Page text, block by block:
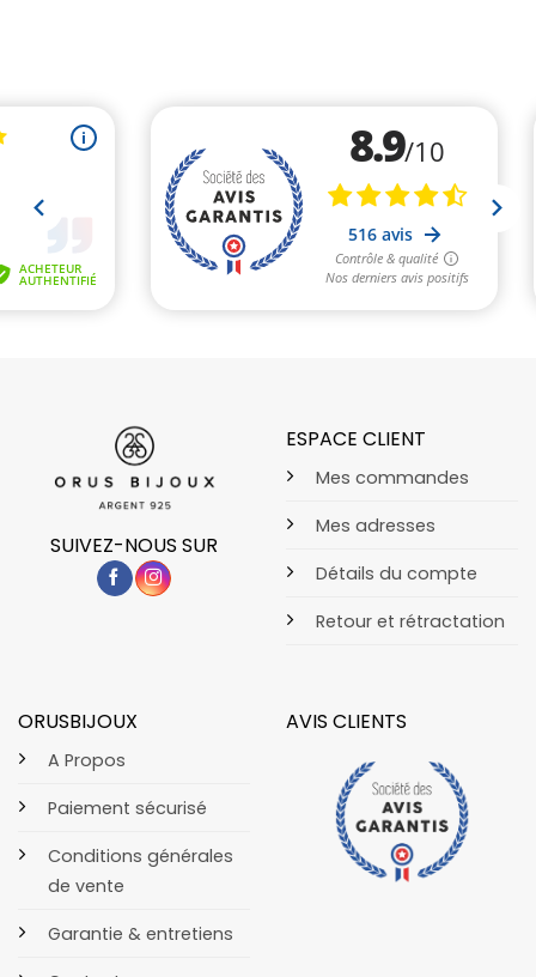
SUIVEZ-NOUS SUR
ESPACE CLIENT
Mes commandes
Mes adresses
Détails du compte
Retour et rétractation
ORUSBIJOUX
A Propos
Paiement sécurisé
Conditions générales
de vente
Garantie & entretiens
AVIS CLIENTS